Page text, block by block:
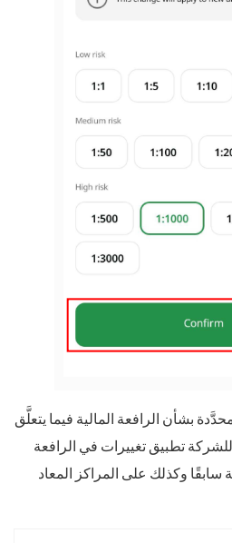
بشأن الرافعة المالية فيما يتعلَّق
تطبيق تغييرات في الرافعة
سابقًا وكذلك على المراكز المعاد